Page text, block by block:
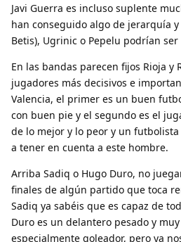
Javi Guerra es incluso suplente
han conseguido algo de jerarquía
Betis), Ugrinic o Pepelu podrían
En las bandas parecen fijos Rioja y
jugadores más decisivos e
Valencia, el primer es un buen
con buen pie y el segundo es el
de lo mejor y lo peor y un
a tener en cuenta a este hombre.
Arriba Sadiq o Hugo Duro, no
finales de algún partido que toca
Sadiq ya sabéis que es capaz de
Duro es un delantero pesado y
especialmente goleador, pero ya